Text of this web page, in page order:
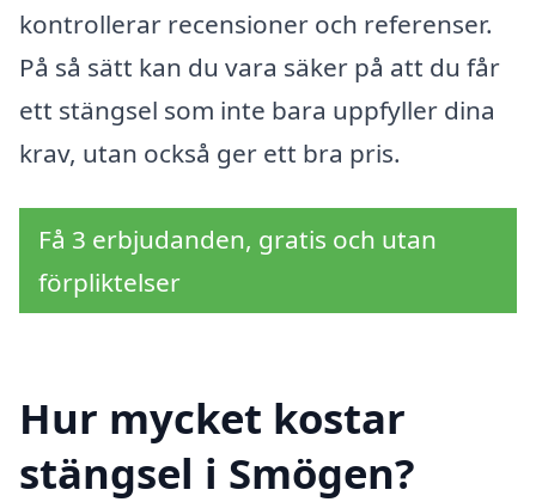
kontrollerar recensioner och referenser.
På så sätt kan du vara säker på att du får
ett stängsel som inte bara uppfyller dina
krav, utan också ger ett bra pris.
Få 3 erbjudanden, gratis och utan
förpliktelser
Hur mycket kostar
stängsel i Smögen?